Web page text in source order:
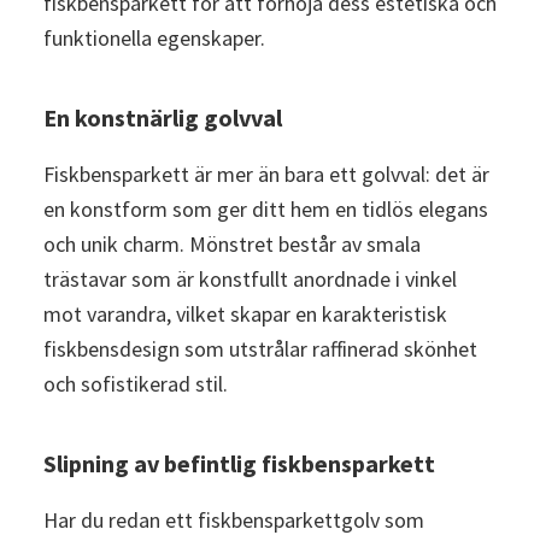
funktionella egenskaper.
En konstnärlig golvval
Fiskbensparkett är mer än bara ett golvval: det är
en konstform som ger ditt hem en tidlös elegans
och unik charm. Mönstret består av smala
trästavar som är konstfullt anordnade i vinkel
mot varandra, vilket skapar en karakteristisk
fiskbensdesign som utstrålar raffinerad skönhet
och sofistikerad stil.
Slipning av befintlig fiskbensparkett
Har du redan ett fiskbensparkettgolv som